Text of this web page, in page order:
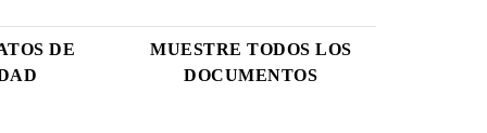
DE
MUESTRE TODOS LOS
DOCUMENTOS